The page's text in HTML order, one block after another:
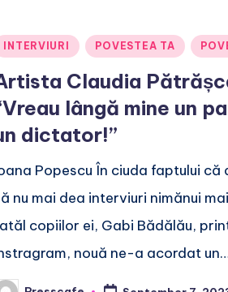
INTERVIURI POVESTEA TA
Claudia
lângă mine un
dictator!”
Popescu În ciuda faptului că
nu mai dea interviuri nimănui
copiilor ei, Gabi Bădălău,
nouă ne-a acordat